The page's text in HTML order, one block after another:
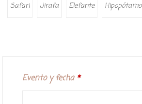
Safari Jirafa Elefante Hipopótamo
Evento y fecha *